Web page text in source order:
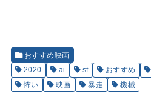
おすすめ映画
2020
ai sf おすすめ
怖い
映画 暴走 機械